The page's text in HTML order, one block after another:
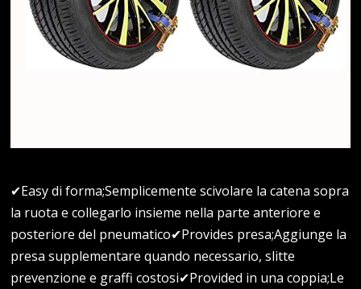
✔Easy di forma;Semplicemente scivolare la catena sopra
la ruota e collegarlo insieme nella parte anteriore e
posteriore del pneumatico✔Provides presa;Aggiunge la
presa supplementare quando necessario, slitte
prevenzione e graffi costosi✔Provided in una coppia;Le